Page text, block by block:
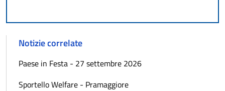
Notizie correlate
Paese in Festa - 27 settembre 2026
Sportello Welfare - Pramaggiore